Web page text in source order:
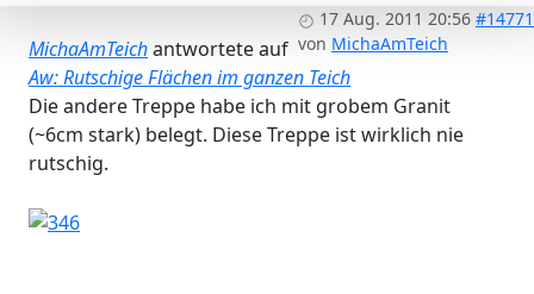
17 Aug. 2011 20:56 #14771
von MichaAmTeich
MichaAmTeichantwortete auf
Aw: Rutschige Flächen im ganzen Teich
Die andere Treppe habe ich mit grobem Granit
(~6cm stark) belegt. Diese Treppe ist wirklich nie
rutschig.